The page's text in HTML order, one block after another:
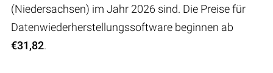
(Niedersachsen) im Jahr 2026 sind. Die Preise für
Datenwiederherstellungssoftware beginnen ab
€31,82.